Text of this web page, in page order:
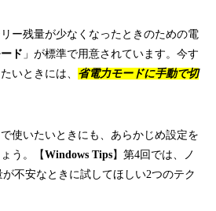
ー残量が少なくなったときのための電
ド 」が標準で用意されています。今す
いときには、 省電力モードに手動で切
使いたいときにも、あらかじめ設定を
う。【Windows Tips】第4回では、ノ
不安なときに試してほしい2つのテク